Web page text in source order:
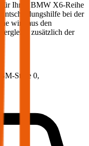
Ihren BMW X6-Reihe
bei der
wird aus den
zusätzlich der
BM-Stufe 0,